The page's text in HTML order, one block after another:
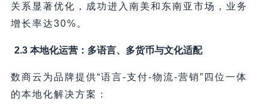
关系显著优化，成功进入南美和东南亚市场，业务
增长率达30%。
2.3 本地化运营：多语言、多货币与文化适配
数商云为品牌提供“语言-支付-物流-营销”四位一体
的本地化解决方案：